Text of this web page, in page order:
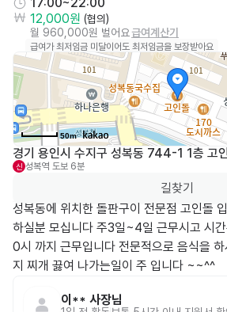
12,000원 (협의)
월 960,000원 벌어요급여계산기
급여가 최저임금 미달이어도 최저임금을 보장받아요
50m
경기 용인시 수지구 성복동 744-1 1층 고
신 성복역 도보 6분
길찾기
성복동에 위치한 돌판구이 전문점 고인돌
하실분 모십니다 주3일~4일 근무시고 시
0시 까지 근무입니다 전문적으로 음식을
지 찌개 끓여 나가는일이 주 입니다 ~~^^
이** 사장님